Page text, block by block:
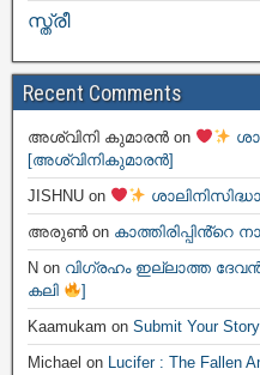
സ്ത്രീ
Recent Comments
അശ്വിനി കുമാരൻ on
[അശ്വിനികുമാരൻ]
JISHNU on
അരുൺon
N on വിഗ്രഹം ഇല്ലാത്ത
കലി
]
Kaamukam on Submit Your Story
Michael on Lucifer : The Fallen